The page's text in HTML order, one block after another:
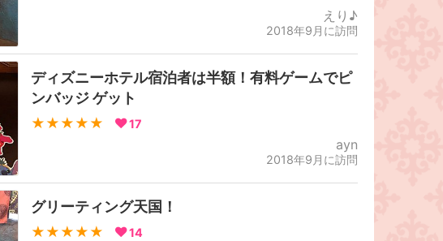
えり♪
2018年9月に訪問
ディズニーホテル宿泊者は半額！有料ゲームでピ
ンバッジ ゲット
★★★★★ 17
ayn
2018年9月に訪問
グリーティング天国！
★★★★★ 14